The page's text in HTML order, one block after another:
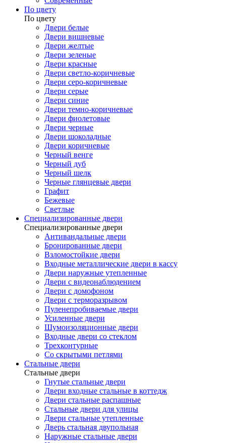
По цвету
По цвету
Двери белые
Двери вишневые
Двери желтые
Двери зеленые
Двери красные
Двери светло-коричневые
Двери серо-коричневые
Двери серые
Двери синие
Двери темно-коричневые
Двери фиолетовые
Двери черные
Двери шоколадные
Двери коричневые
Черный венге
Черный дуб
Черный шелк
Черные глянцевые двери
Графит
Бежевые
Светлые
Специализированные двери
Специализированные двери
Антивандальные двери
Бронированные двери
Взломостойкие двери
Входные металлические двери в кассу
Двери наружные утепленные
Двери с видеонаблюдением
Двери с домофоном
Двери с терморазрывом
Пуленепробиваемые двери
Усиленные двери
Шумоизоляционные двери
Входные двери со стеклом
Трехконтурные
Со скрытыми петлями
Стальные двери
Стальные двери
Гнутые стальные двери
Двери входные стальные в коттедж
Двери стальные распашные
Стальные двери для улицы
Двери стальные утепленные
Дверь стальная двупольная
Наружные стальные двери